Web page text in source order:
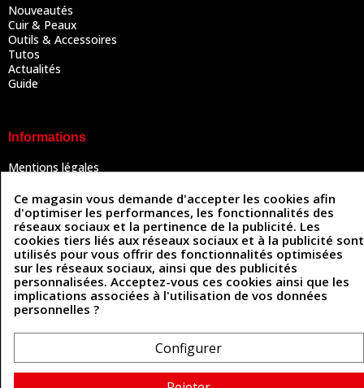
Nouveautés
Cuir & Peaux
Outils & Accessoires
Tutos
Actualités
Guide
Informations
Mentions légales
Politique de confidentialité
Politique des cookies
Contactez-nous
Coordonnées
493 Chemin de Catougnac
contact@cuirenstock.com
Ce magasin vous demande d'accepter les cookies afin
d'optimiser les performances, les fonctionnalités des
réseaux sociaux et la pertinence de la publicité. Les
cookies tiers liés aux réseaux sociaux et à la publicité sont
utilisés pour vous offrir des fonctionnalités optimisées
sur les réseaux sociaux, ainsi que des publicités
personnalisées. Acceptez-vous ces cookies ainsi que les
implications associées à l'utilisation de vos données
personnelles ?
Configurer